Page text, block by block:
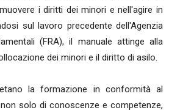
i diritti dei minori e nell'agire in
sul lavoro precedente dell'Agenzia
(FRA), il manuale attinge alla
dei minori e il diritto di asilo.
la formazione in conformità al
solo di conoscenze e competenze,